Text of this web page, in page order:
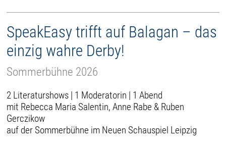
SpeakEasy trifft auf Balagan – das
einzig wahre Derby!
Sommerbühne 2026
2 Literaturshows | 1 Moderatorin | 1 Abend
mit Rebecca Maria Salentin, Anne Rabe & Ruben
Gerczikow
auf der Sommerbühne im Neuen Schauspiel Leipzig